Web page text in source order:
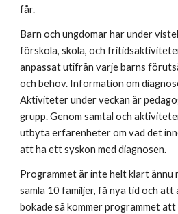
får.
Barn och ungdomar har under
förskola, skola, och
anpassat utifrån varje barns
och behov. Information om
Aktiviteter under veckan är
grupp. Genom samtal och
utbyta erfarenheter om vad det
att ha ett syskon med diagnosen.
Programmet är inte helt klart ännu
samla 10 familjer, få nya tid och
bokade så kommer programmet att